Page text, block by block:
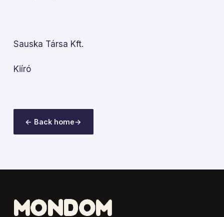
Sauska Társa Kft.
Kiíró
← Back home→
MONDOM